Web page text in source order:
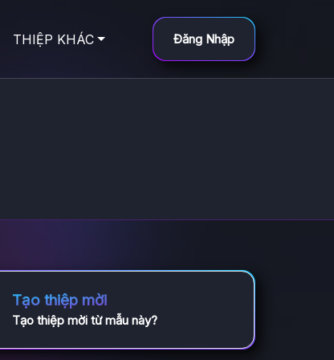
THIỆP KHÁC Đăng Nhập
Tạo thiệp mời
Tạo thiệp mời từ mẫu này?